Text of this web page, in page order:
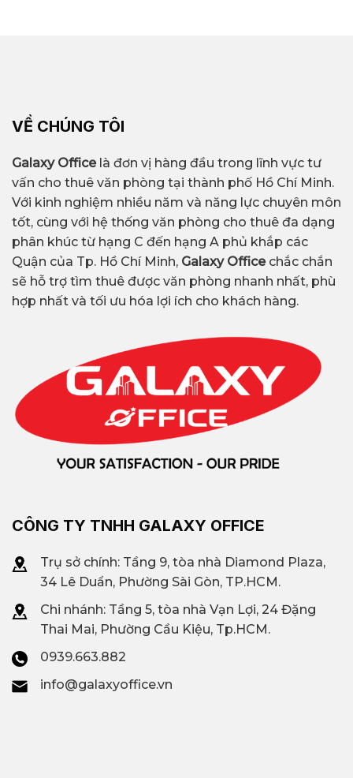
VỀ CHÚNG TÔI
Galaxy Officelà đơn vị hàng đầu trong lĩnh vực tư
vấn cho thuê văn phòng tại thành phố Hồ Chí Minh.
Với kinh nghiệm nhiều năm và năng lực chuyên môn
tốt, cùng với hệ thống văn phòng cho thuê đa dạng
phân khúc từ hạng C đến hạng A phủ khắp các
Quận của Tp. Hồ Chí Minh, Galaxy Office chắc chắn
sẽ hỗ trợ tìm thuê được văn phòng nhanh nhất, phù
hợp nhất và tối ưu hóa lợi ích cho khách hàng.
CÔNG TY TNHH GALAXY OFFICE
Trụ sở chính: Tầng 9, tòa nhà Diamond Plaza,
34 Lê Duẩn, Phường Sài Gòn, TP.HCM.
Chi nhánh: Tầng 5, tòa nhà Vạn Lợi, 24 Đặng
Thai Mai, Phường Cầu Kiệu, Tp.HCM.
0939.663.882
info@galaxyoffice.vn